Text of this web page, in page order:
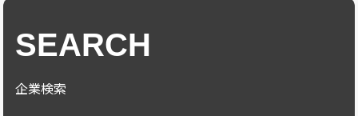
SEARCH
企業検索